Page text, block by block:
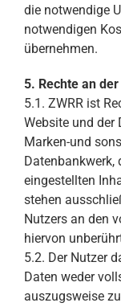
die notwendige
notwendigen
übernehmen.
5. Rechte an
5.1. ZWRR ist
Website und der
Marken-und
Datenbankwerk,
eingestellten
stehen
Nutzers an den
hiervon
5.2. Der Nutzer
Daten weder
auszugsweise